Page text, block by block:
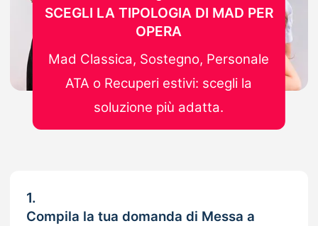
1.
Compila la tua domanda di Messa a
SCEGLI LA TIPOLOGIA DI MAD PER
OPERA
Mad Classica, Sostegno, Personale
ATA o Recuperi estivi: scegli la
soluzione più adatta.